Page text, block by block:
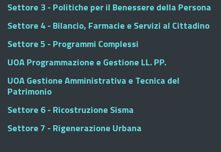
Settore 3 - Politiche per il Benessere della Persona
Settore 4 - Bilancio, Farmacie e Servizi al Cittadino
Settore 5 - Programmi Complessi
UOA Programmazione e Gestione LL. PP.
UOA Gestione Amministrativa e Tecnica del
Patrimonio
Settore 6 - Ricostruzione Sisma
Settore 7 - Rigenerazione Urbana